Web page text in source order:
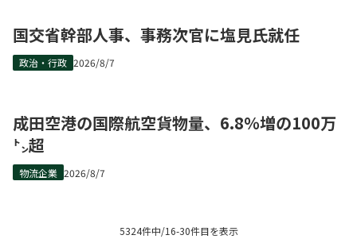
5324件中/16-30件目を表示
国交省幹部人事、事務次官に塩見氏就任
政治・行政 2026/8/7
成田空港の国際航空貨物量、6.8％増の100万
㌧超
物流企業 2026/8/7